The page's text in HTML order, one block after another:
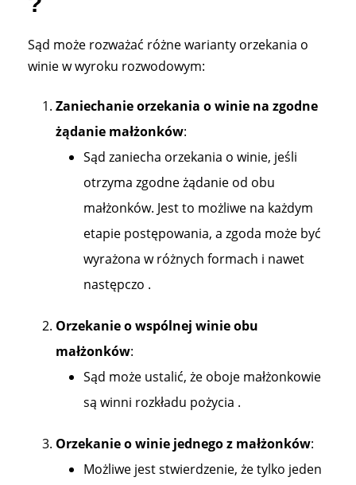
Sąd może rozważać różne warianty orzekania o
winie w wyroku rozwodowym:
Zaniechanie orzekania o winie na zgodne
żądanie małżonków:
Sąd zaniecha orzekania o winie, jeśli
otrzyma zgodne żądanie od obu
małżonków. Jest to możliwe na każdym
etapie postępowania, a zgoda może być
wyrażona w różnych formach i nawet
następczo .
Orzekanie o wspólnej winie obu
małżonków:
Sąd może ustalić, że oboje małżonkowie
są winni rozkładu pożycia .
Orzekanie o winie jednego z małżonków:
Możliwe jest stwierdzenie, że tylko jeden